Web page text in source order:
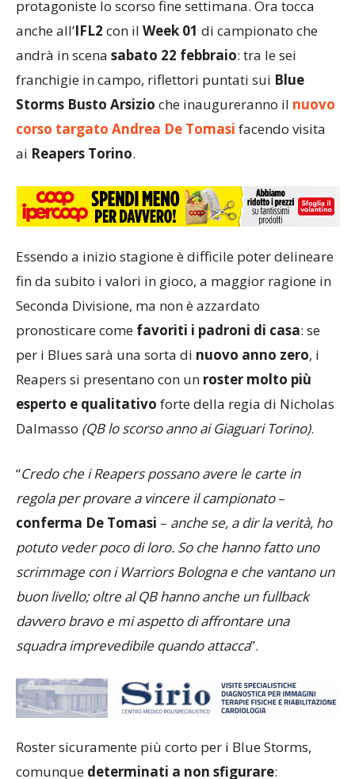
protagoniste lo scorso fine settimana. Ora tocca
anche all’IFL2 con il Week 01 di campionato che
andrà in scena sabato 22 febbraio: tra le sei
franchigie in campo, riflettori puntati sui Blue
Storms Busto Arsizio che inaugureranno il nuovo
corso targato Andrea De Tomasi facendo visita
ai Reapers Torino.
Essendo a inizio stagione è difficile poter delineare
fin da subito i valori in gioco, a maggior ragione in
Seconda Divisione, ma non è azzardato
pronosticare come
favoriti i padroni di casa
per i Blues sarà una sorta di
nuovo anno zero
Reapers si presentano con un
roster molto più
esperto e qualitativo
forte della regia di Nicholas
(QB lo scorso anno ai Giaguari Torino)
Credo che i Reapers possano avere le carte in
regola per provare a vincere il campionato
potuto veder poco di loro. So che hanno fatto uno
scrimmage con i Warriors Bologna e che vantano un
davvero bravo e mi aspetto di affrontare una
squadra imprevedibile quando attacca